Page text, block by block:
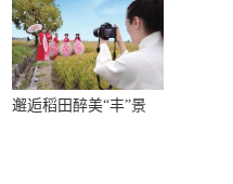
邂逅稻田醉美“丰”景